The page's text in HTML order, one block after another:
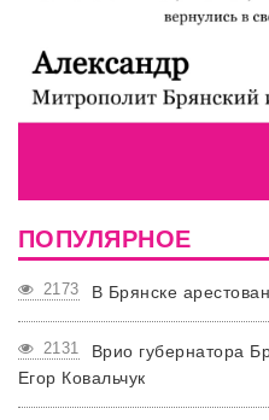
ПОПУЛЯРНОЕ
2173 В Брянске
2131
Врио губернатора
Егор Ковальчук